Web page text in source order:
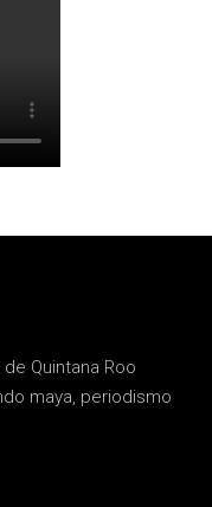
Quintana Roo
maya, periodismo